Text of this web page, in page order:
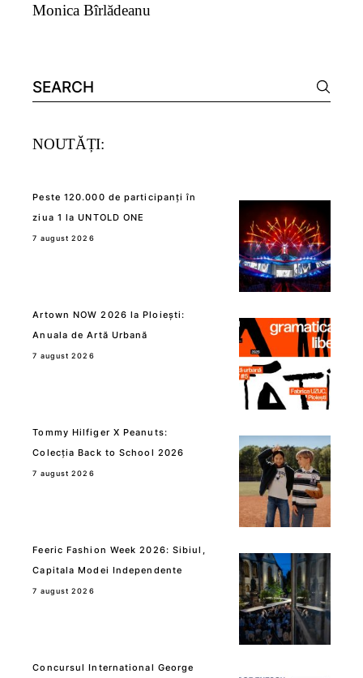
Monica Bîrlădeanu
Search
for:
NOUTĂȚI:
Peste 120.000 de participanți în
ziua 1 la UNTOLD ONE
7 august 2026
Artown NOW 2026 la Ploiești:
Anuala de Artă Urbană
7 august 2026
Tommy Hilfiger X Peanuts:
Colecția Back to School 2026
7 august 2026
Feeric Fashion Week 2026: Sibiul,
Capitala Modei Independente
7 august 2026
Concursul International George